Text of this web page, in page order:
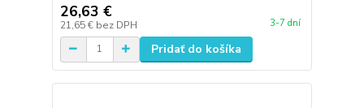
26,63 €
21,65 € bez DPH 3-7 dní
Pridať do košíka